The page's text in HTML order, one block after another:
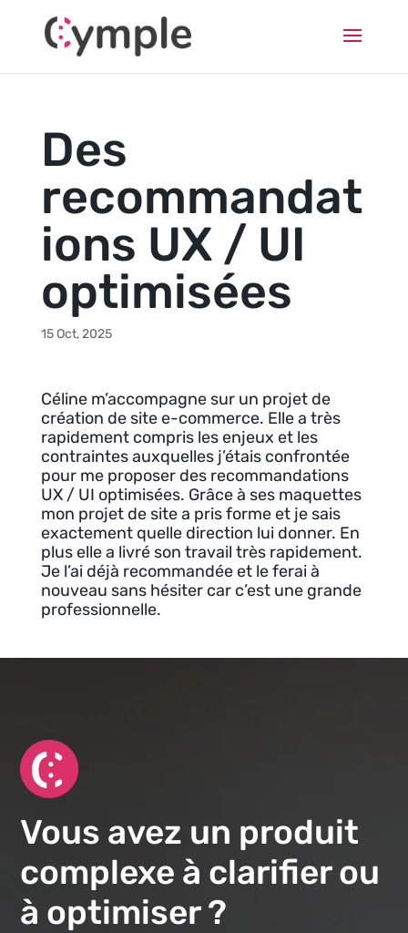
Des
recommandat
ions UX / UI
optimisées
15 Oct, 2025
Céline m’accompagne sur un projet de
création de site e-commerce. Elle a très
rapidement compris les enjeux et les
contraintes auxquelles j’étais confrontée
pour me proposer des recommandations
UX / UI optimisées. Grâce à ses maquettes
mon projet de site a pris forme et je sais
exactement quelle direction lui donner. En
plus elle a livré son travail très rapidement.
Je l’ai déjà recommandée et le ferai à
nouveau sans hésiter car c’est une grande
professionnelle.
Vous avez un produit
complexe à clarifier ou
à optimiser ?